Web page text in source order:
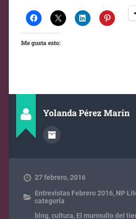
Me gusta esto:
Yolanda Pérez Marín
27 febrero, 2016
Entrevistas Febrero 2016, NP
categoría
blog,cultura, El murmullo del